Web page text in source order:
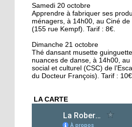
Conseil municipal : la
Cité de l'Ill et les
au coeur des débats
16 octobre 2018
La forêt de la
un écrin de
Végéman : le premier
kebab végan de
Strasbourg plébiscité
Samedi 20 octobre
Apprendre à fabriquer ses
ménagers, à 14h00, au Ciné de
(155 rue Kempf). Tarif : 8€.
Dimanche 21 octobre
Thé dansant musette
nuances de danse, à 14h00, au
social et culturel (CSC) de
du Docteur François). Tarif :
LA CARTE